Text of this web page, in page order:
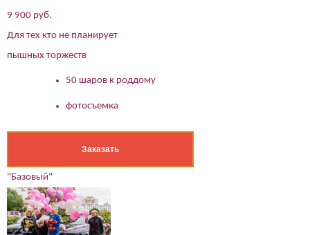
9 900 руб.
Для тех кто не планирует
пышных торжеств
50 шаров к роддому
фотосъемка
Заказать
"Базовый"